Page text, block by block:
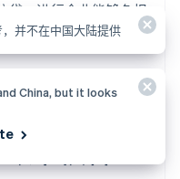
贷，进行企业能够负担
避免不必要的债务和利
计软件
并不在中国大陆提供
China, but it looks